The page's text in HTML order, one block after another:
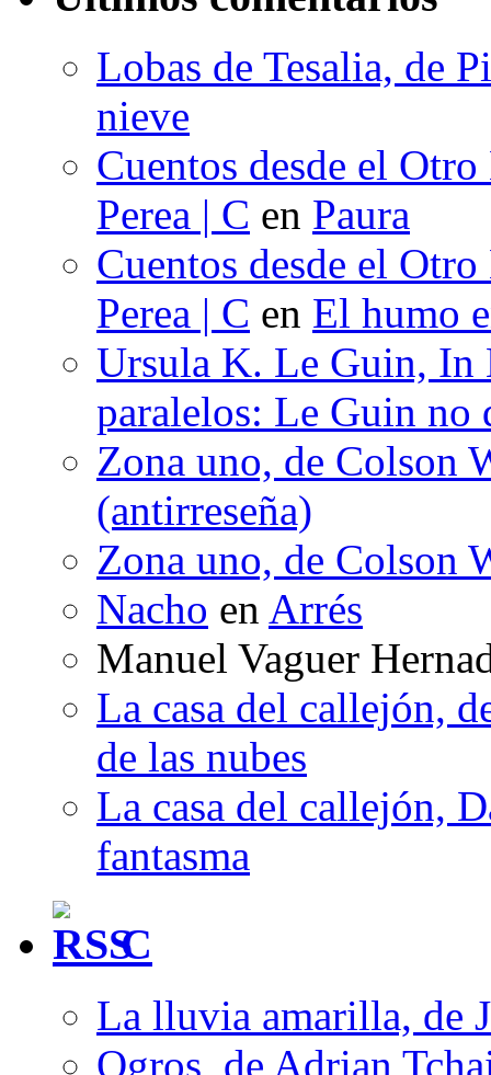
Lobas de Tesalia, de
nieve
Cuentos desde el
Perea | C en Paura
Cuentos desde el
Perea | C en El humo
Ursula K. Le Guin, In
paralelos: Le Guin no
Zona uno, de Colson
(antirreseña)
Zona uno, de Colson
Nacho en Arrés
Manuel Vaguer
La casa del callejón,
de las nubes
La casa del callejón,
fantasma
C
La lluvia amarilla, de
Ogros, de Adrian